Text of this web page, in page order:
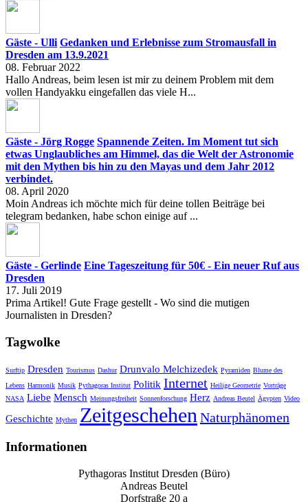
Gäste - Ulli Gedanken und Erlebnisse zum Stromausfall in
Dresden am 13.9.2021
08. Februar 2022
Hallo Andreas, beim lesen ist mir zu deinem Problem mit dem
vollen Handyakku eingefallen das viele H...
Gäste - Jörg Rogge Spannende Zeiten. Im Moment tut sich
etwas Unglaubliches am Himmel, das die Welt der Astronomie
mit den Mythen bis hin zu den Mayas und dem Jahr 2012
verbindet.
08. April 2020
Moin Andreas ich möchte mich für deine tollen Beiträge bei
telegram bedanken, habe schon einige auf ...
Gäste - Gerlinde Eine Tageszeitung für 50€ - Ein neuer Ruf aus
Dresden
17. Juli 2019
Prima Artikel! Gute Frage gestellt - Wo sind die mutigen
Journalisten in Dresden?
Tagwolke
Surftip Dresden Tourismus Dashur Drunvalo Melchizedek Pyramiden Blume des
Lebens Harmonik Musik Pythagoras Institut Politik Internet Heilige Geometrie Vorträge
NASA Liebe Mensch Meinungsfreiheit Sonnenforschung Herz Andreas Beutel Ägypten Video
Geschichte Mythen Zeitgeschehen Naturphänomen
Informationen
Pythagoras Institut Dresden (Büro)
Andreas Beutel
Dorfstraße 20 a